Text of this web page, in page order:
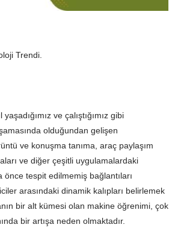
Trendi.
ve çalıştığımız gibi
olduğundan gelişen
ve konuşma tanıma, araç paylaşım
ve diğer çeşitli uygulamalardaki
önce tespit edilmemiş bağlantıları
arasındaki dinamik kalıpları belirlemek
bir alt kümesi olan makine öğrenimi, çok
bir artışa neden olmaktadır.